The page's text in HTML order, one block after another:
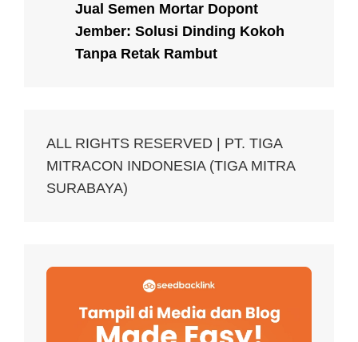
Jual Semen Mortar Dopont
Jember: Solusi Dinding Kokoh
Tanpa Retak Rambut
ALL RIGHTS RESERVED | PT. TIGA
MITRACON INDONESIA (TIGA MITRA
SURABAYA)